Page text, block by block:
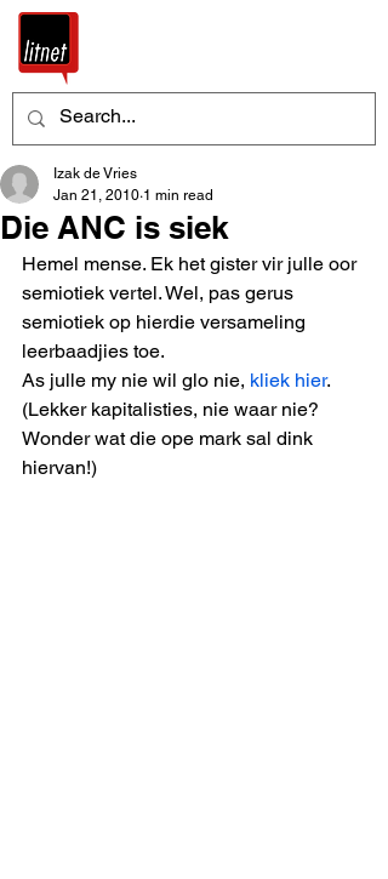
Die ANC is siek
Izak de Vries
Jan 21, 2010 1 min read
Hemel mense. Ek het gister vir julle oor
semiotiek vertel. Wel, pas gerus
semiotiek op hierdie versameling
leerbaadjies toe.
As julle my nie wil glo nie, kliek hier.
(Lekker kapitalisties, nie waar nie?
Wonder wat die ope mark sal dink
hiervan!)